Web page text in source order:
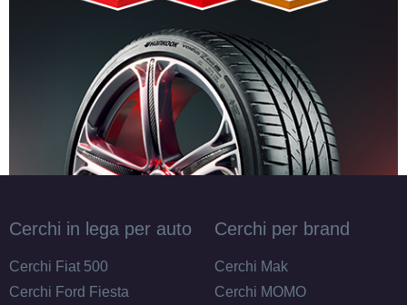
Cerchi in lega per auto
Cerchi Fiat 500
Cerchi Ford Fiesta
Cerchi per brand
Cerchi Mak
Cerchi MOMO